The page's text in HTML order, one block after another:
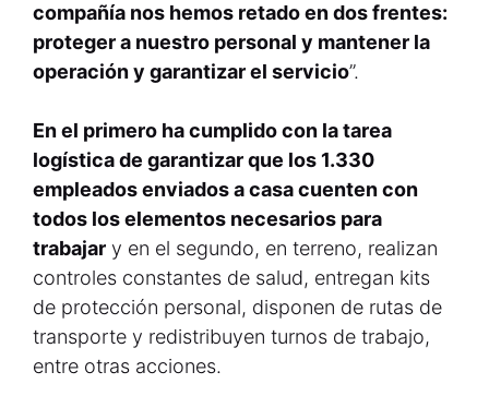
compañía nos hemos retado en dos frentes:
proteger a nuestro personal y mantener la
operación y garantizar el servicio”.
En el primero ha cumplido con la tarea
logística de garantizar que los 1.330
empleados enviados a casa cuenten con
todos los elementos necesarios para
trabajar y en el segundo, en terreno, realizan
controles constantes de salud, entregan kits
de protección personal, disponen de rutas de
transporte y redistribuyen turnos de trabajo,
entre otras acciones.